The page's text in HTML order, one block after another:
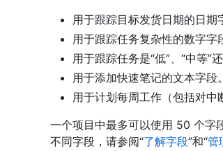
用于跟踪目标发货日期的日期
用于跟踪任务复杂性的数字字
用于跟踪任务是“低”、“中等”
用于添加快速笔记的文本字段。
用于计划每周工作（包括对中
一个项目中最多可以使用 50 个字
不同字段，请参阅“了解字段”和“管